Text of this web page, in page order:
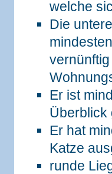
welche
Die
Er ist
Überblick
Er hat
Katze
runde